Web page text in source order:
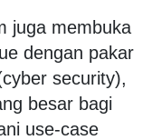
juga membuka
dengan pakar
security),
besar bagi
use-case